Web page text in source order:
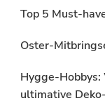
Top 5 Must-
Oster-
Hygge-Hobbys:
ultimative